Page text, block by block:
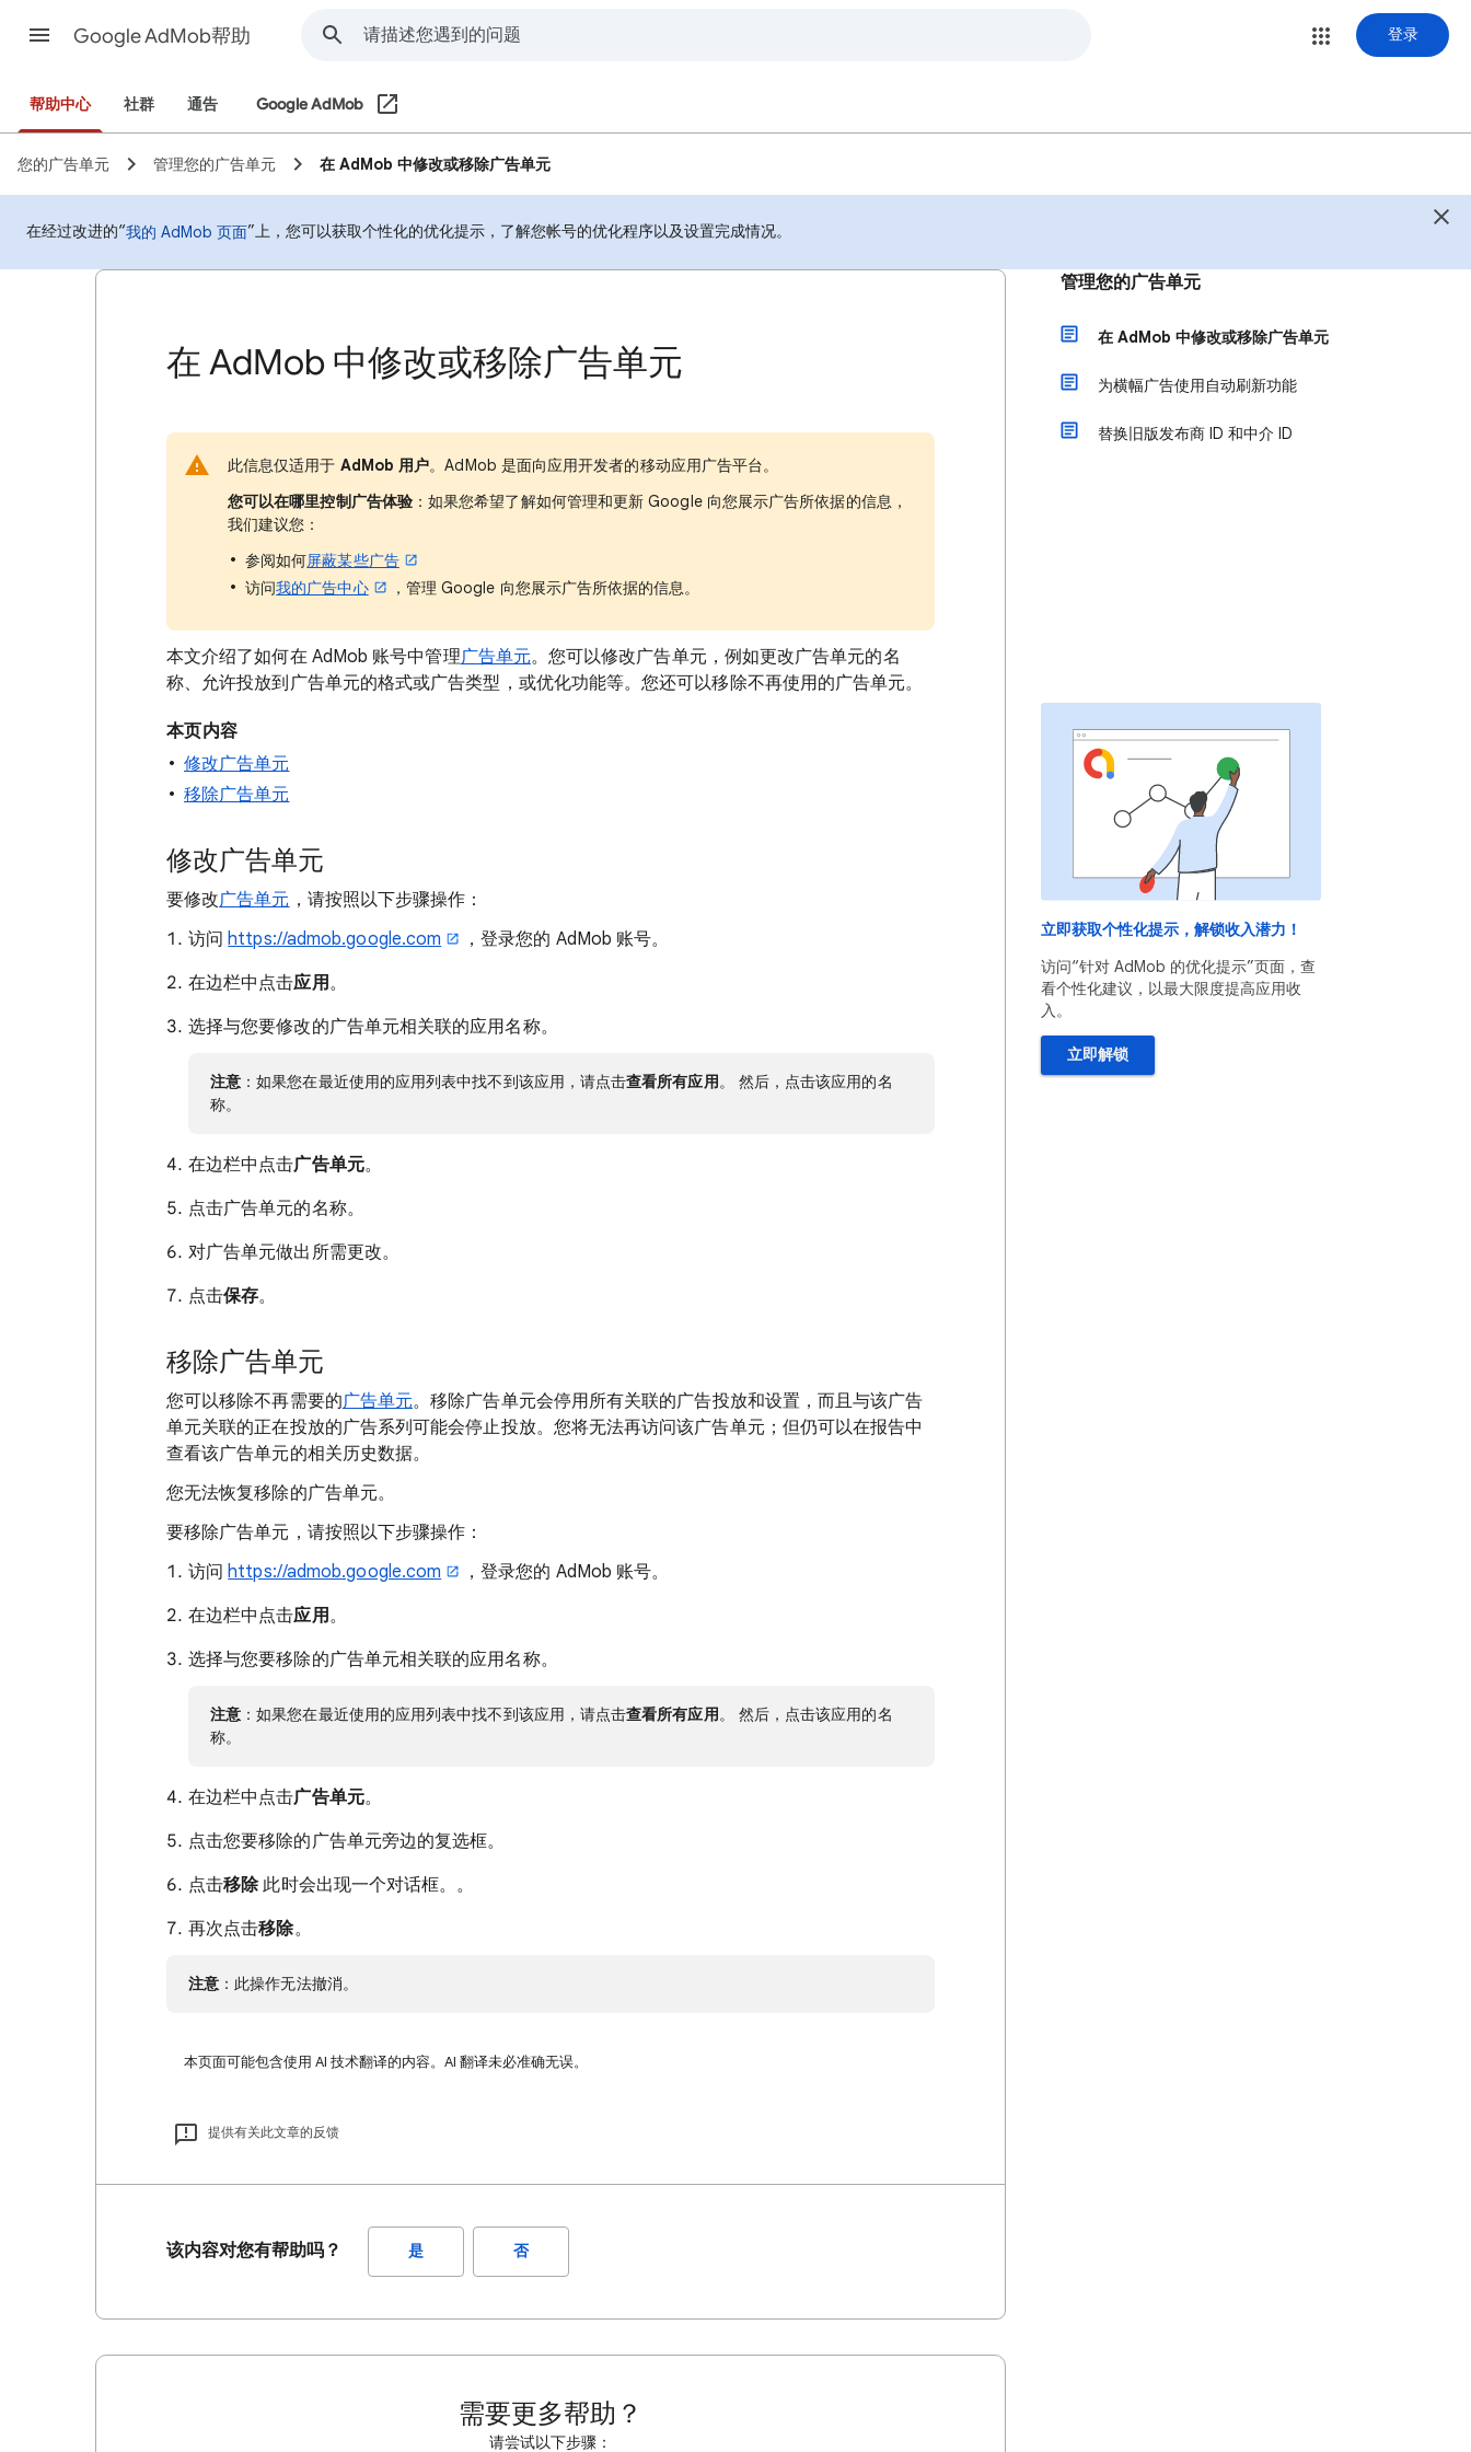
Google AdMob帮助 登录
帮助中心 社群 通告 Google AdMob
您的广告单元 管理您的广告单元 在 AdMob 中修改或移除广告单元
在经过改进的“我的 AdMob 页面”上，您可以获取个性化的优化提示，了解您帐号的优化程序以及设置完成情况。
在 AdMob 中修改或移除广告单元
此信息仅适用于 AdMob 用户。AdMob 是面向应用开发者的移动应用广告平台。
您可以在哪里控制广告体验：如果您希望了解如何管理和更新 Google 向您展示广告所依据的信息，
我们建议您：
参阅如何屏蔽某些广告
访问我的广告中心 ，管理 Google 向您展示广告所依据的信息。
本文介绍了如何在 AdMob 账号中管理广告单元。您可以修改广告单元，例如更改广告单元的名
称、允许投放到广告单元的格式或广告类型，或优化功能等。您还可以移除不再使用的广告单元。
本页内容
修改广告单元
移除广告单元
修改广告单元
要修改广告单元 ，请按照以下步骤操作：
访问https://admob.google.com
，登录您的 AdMob 账号。
在边栏中点击应用。
选择与您要修改的广告单元相关联的应用名称。
注意 ：如果您在最近使用的应用列表中找不到该应用，请点击查看所有应用。 然后，点击该应用的名
称。
在边栏中点击广告单元。
点击广告单元的名称。
对广告单元做出所需更改。
点击保存。
移除广告单元
您可以移除不再需要的广告单元。移除广告单元会停用所有关联的广告投放和设置，而且与该广告
单元关联的正在投放的广告系列可能会停止投放。您将无法再访问该广告单元；但仍可以在报告中
查看该广告单元的相关历史数据。
您无法恢复移除的广告单元。
要移除广告单元，请按照以下步骤操作：
访问https://admob.google.com
，登录您的 AdMob 账号。
在边栏中点击应用。
选择与您要移除的广告单元相关联的应用名称。
注意 ：如果您在最近使用的应用列表中找不到该应用，请点击查看所有应用。 然后，点击该应用的名
称。
在边栏中点击广告单元。
点击您要移除的广告单元旁边的复选框。
点击移除此时会出现一个对话框。。
再次点击移除。
注意 ：此操作无法撤消。
本页面可能包含使用 AI 技术翻译的内容。AI 翻译未必准确无误。
提供有关此文章的反馈
该内容对您有帮助吗？ 是 否
需要更多帮助？
请尝试以下步骤：
管理您的广告单元
在 AdMob 中修改或移除广告单元
为横幅广告使用自动刷新功能
替换旧版发布商 ID 和中介 ID
立即获取个性化提示，解锁收入潜力！
访问“针对 AdMob 的优化提示”页面，查
看个性化建议，以最大限度提高应用收
入。
立即解锁